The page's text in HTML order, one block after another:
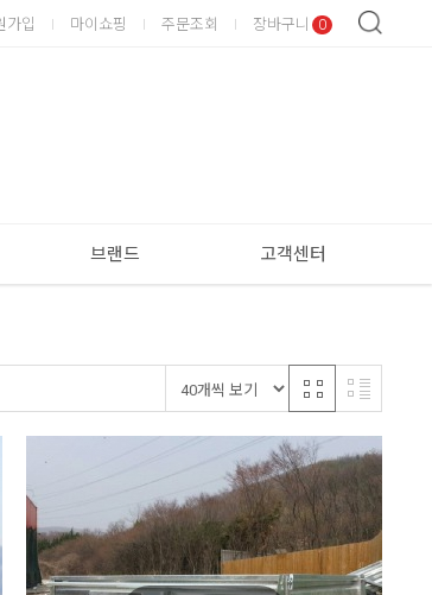
가입 마이쇼핑 주문조회 장바구니 0
브랜드 고객센터